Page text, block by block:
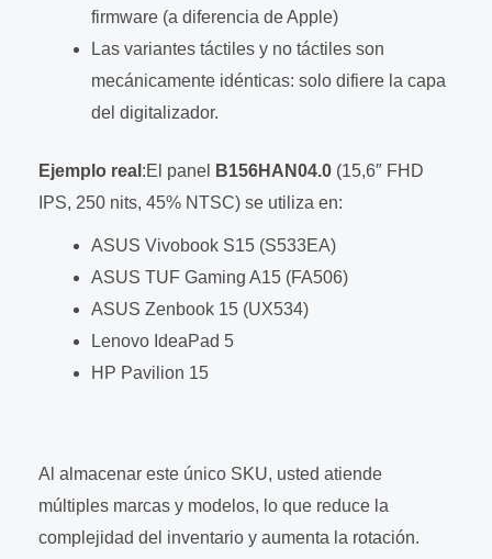
firmware (a diferencia de Apple)
Las variantes táctiles y no táctiles son
mecánicamente idénticas: solo difiere la capa
del digitalizador.
Ejemplo real :El panel B156HAN04.0 (15,6″ FHD
IPS, 250 nits, 45% NTSC) se utiliza en:
ASUS Vivobook S15 (S533EA)
ASUS TUF Gaming A15 (FA506)
ASUS Zenbook 15 (UX534)
Lenovo IdeaPad 5
HP Pavilion 15
Al almacenar este único SKU, usted atiende
múltiples marcas y modelos, lo que reduce la
complejidad del inventario y aumenta la rotación.